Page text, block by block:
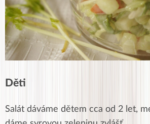
Děti
Salát dáváme dětem cca od 2 let,